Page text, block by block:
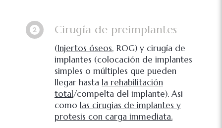
Cirugía de preimplantes
(Injertos óseos, ROG) y cirugía de
implantes (colocación de implantes
simples o múltiples que pueden
llegar hasta la rehabilitación
total/compelta del implante). Asi
como las cirugias de implantes y
protesis con carga immediata.